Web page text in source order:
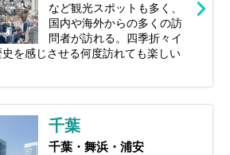
など観光スポットも多く、
国内や海外からの多くの訪
問者が訪れる。四季折々イ
を感じさせる何度訪れても楽しい
千葉
千葉・舞浜・浦安